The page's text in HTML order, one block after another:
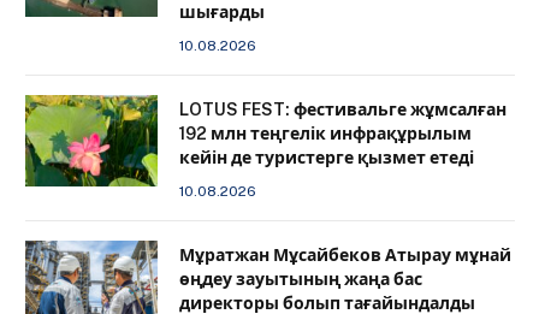
шығарды
10.08.2026
LOTUS FEST: фестивальге жұмсалған
192 млн теңгелік инфрақұрылым
кейін де туристерге қызмет етеді
10.08.2026
Мұратжан Мұсайбеков Атырау мұнай
өңдеу зауытының жаңа бас
директоры болып тағайындалды